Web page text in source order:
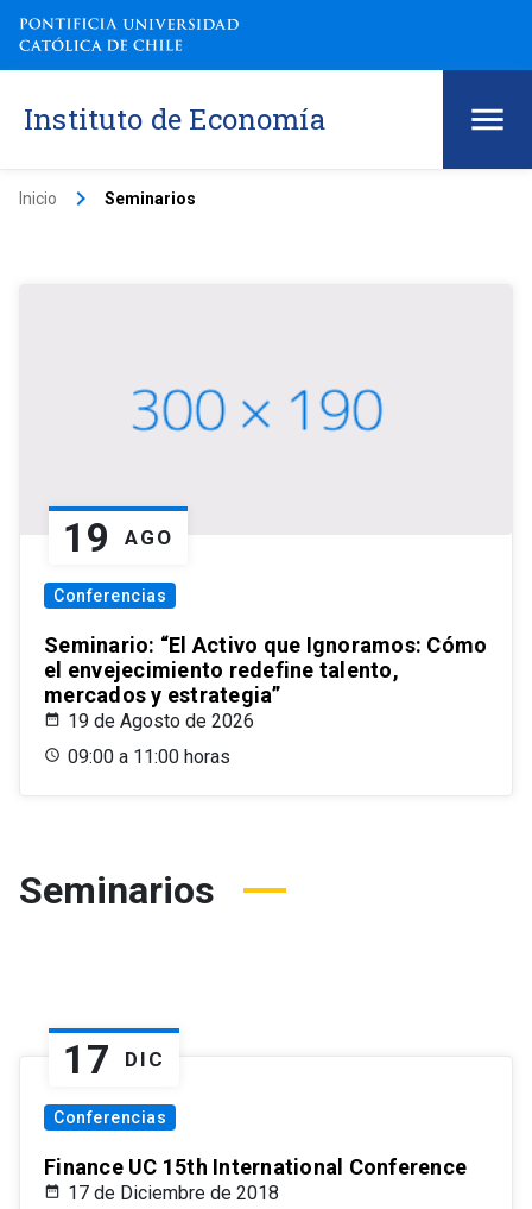
Instituto de Economía
Inicio keyboard_arrow_right Seminarios
19 AGO
Conferencias
Seminario: “El Activo que Ignoramos: Cómo
el envejecimiento redefine talento,
mercados y estrategia”
19 de Agosto de 2026
09:00 a 11:00 horas
Seminarios
17 DIC
Conferencias
Finance UC 15th International Conference
17 de Diciembre de 2018